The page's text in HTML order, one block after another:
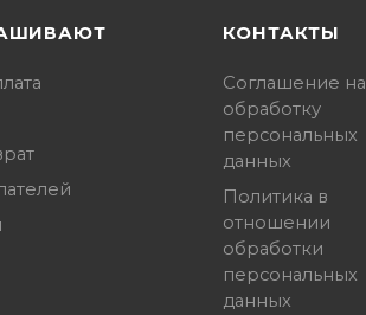
КОНТАКТЫ
Соглашение на
обработку
персональных
данных
Политика в
отношении
обработки
персональных
данных